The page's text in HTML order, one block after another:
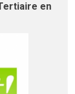
en